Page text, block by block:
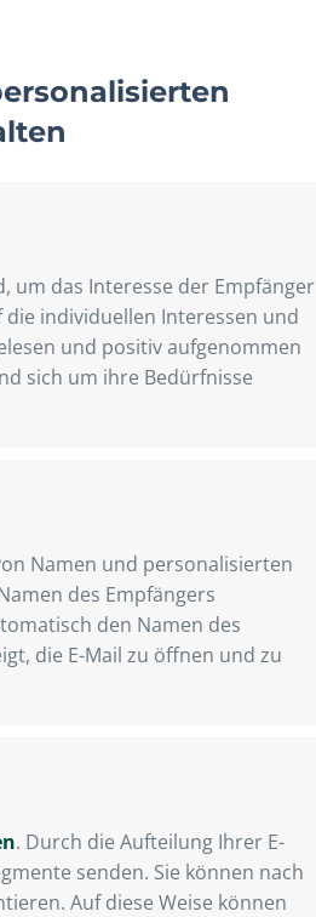
um das Interesse der Empfänger
die individuellen Interessen und
und positiv aufgenommen
sich um ihre Bedürfnisse
Namen und personalisierten
des Empfängers
den Namen des
die E-Mail zu öffnen und zu
. Durch die Aufteilung Ihrer E-
senden. Sie können nach
Auf diese Weise können